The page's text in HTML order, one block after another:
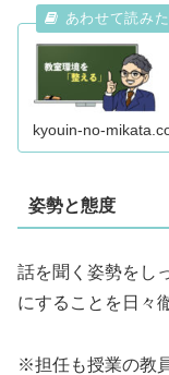
kyouin-no-
姿勢と態度
話を聞く姿勢をし
にすることを日々
※担任も授業の教